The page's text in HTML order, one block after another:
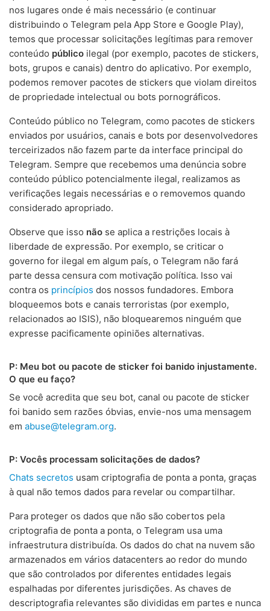
nos lugares onde é mais necessário (e continuar
distribuindo o Telegram pela App Store e Google Play),
temos que processar solicitações legítimas para remover
conteúdo público ilegal (por exemplo, pacotes de stickers,
bots, grupos e canais) dentro do aplicativo. Por exemplo,
podemos remover pacotes de stickers que violam direitos
de propriedade intelectual ou bots pornográficos.
Conteúdo público no Telegram, como pacotes de stickers
enviados por usuários, canais e bots por desenvolvedores
terceirizados não fazem parte da interface principal do
Telegram. Sempre que recebemos uma denúncia sobre
conteúdo público potencialmente ilegal, realizamos as
verificações legais necessárias e o removemos quando
considerado apropriado.
Observe que isso não se aplica a restrições locais à
liberdade de expressão. Por exemplo, se criticar o
governo for ilegal em algum país, o Telegram não fará
parte dessa censura com motivação política. Isso vai
contra os princípios dos nossos fundadores. Embora
bloqueemos bots e canais terroristas (por exemplo,
relacionados ao ISIS), não bloquearemos ninguém que
expresse pacificamente opiniões alternativas.
P: Meu bot ou pacote de sticker foi banido injustamente.
O que eu faço?
Se você acredita que seu bot, canal ou pacote de sticker
foi banido sem razões óbvias, envie-nos uma mensagem
em abuse@telegram.org.
P: Vocês processam solicitações de dados?
Chats secretos usam criptografia de ponta a ponta, graças
à qual não temos dados para revelar ou compartilhar.
Para proteger os dados que não são cobertos pela
criptografia de ponta a ponta, o Telegram usa uma
infraestrutura distribuída. Os dados do chat na nuvem são
armazenados em vários datacenters ao redor do mundo
que são controlados por diferentes entidades legais
espalhadas por diferentes jurisdições. As chaves de
descriptografia relevantes são divididas em partes e nunca